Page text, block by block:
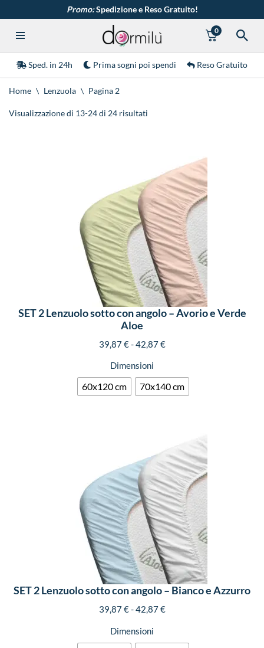
Vai
contenuto
Promo:Spedizione e Reso Gratuito!
0
Sped. in 24h Prima sogni poi spendi Reso Gratuito
Home \ Lenzuola \ Pagina 2
Visualizzazione di 13-24 di 24 risultati
SET 2 Lenzuolo sotto con angolo – Avorio e Verde
Aloe
39,87€-42,87€
Dimensioni
60x120 cm 70x140 cm
SET 2 Lenzuolo sotto con angolo – Bianco e Azzurro
39,87€-42,87€
Dimensioni